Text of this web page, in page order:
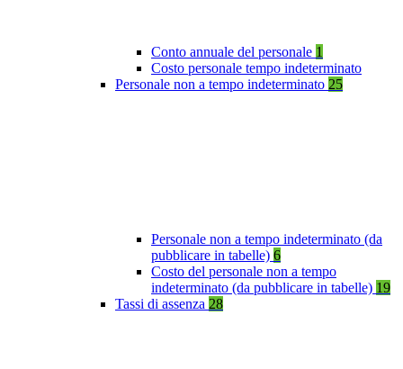
Conto annuale del personale 1
Costo personale tempo indeterminato
Personale non a tempo indeterminato 25
Personale non a tempo indeterminato (da
pubblicare in tabelle) 6
Costo del personale non a tempo
indeterminato (da pubblicare in tabelle) 19
Tassi di assenza 28